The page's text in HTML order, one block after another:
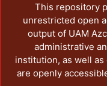
tiene
de C.
This repository
unrestricted open
output of UAM
administrative
institution, as well
are openly